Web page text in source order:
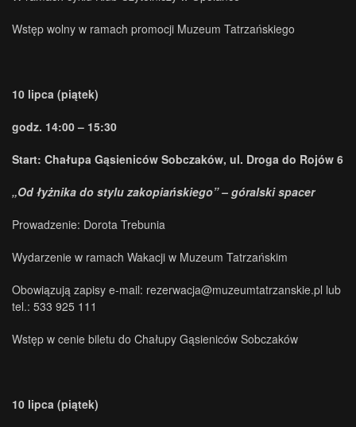
Wstęp wolny w ramach promocji Muzeum Tatrzańskiego
10 lipca (piątek)
godz. 14:00 – 15:30
Start: Chałupa Gąsieniców Sobczaków, ul. Droga do Rojów 6
„Od łyżnika do stylu zakopiańskiego” – góralski spacer
Prowadzenie: Dorota Trebunia
Wydarzenie w ramach Wakacji w Muzeum Tatrzańskim
Obowiązują zapisy e-mail: rezerwacja@muzeumtatrzanskie.pl lub
tel.: 533 925 111
Wstęp w cenie biletu do Chałupy Gąsieniców Sobczaków
10 lipca (piątek)